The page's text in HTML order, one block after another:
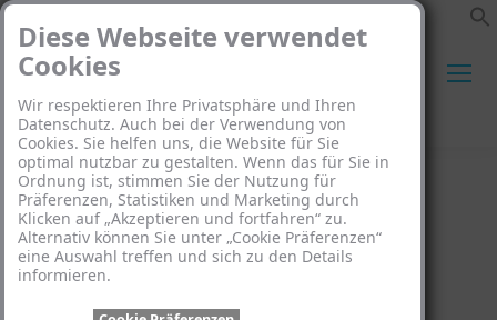
Diese Webseite verwendet
Cookies
Wir respektieren Ihre Privatsphäre und Ihren
Datenschutz. Auch bei der Verwendung von
Cookies. Sie helfen uns, die Website für Sie
optimal nutzbar zu gestalten. Wenn das für Sie in
Ordnung ist, stimmen Sie der Nutzung für
Präferenzen, Statistiken und Marketing durch
Klicken auf „Akzeptieren und fortfahren“ zu.
Alternativ können Sie unter „Cookie Präferenzen“
eine Auswahl treffen und sich zu den Details
informieren.
Search:
Gesetz über das